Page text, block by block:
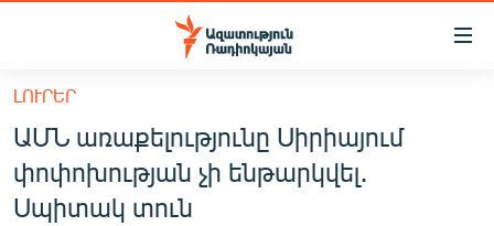
Մատչելիության
հիմնական
բովանդակությանը
Անցնել
հիմնական
մենյուին
ՔԱՂԱՔԱԿԱՆ
ԼՈՒՐԵՐ
ԱՄՆ առաքելությունը Սիրիայում
փոփոխության չի ենթարկվել․
Սպիտակ տուն